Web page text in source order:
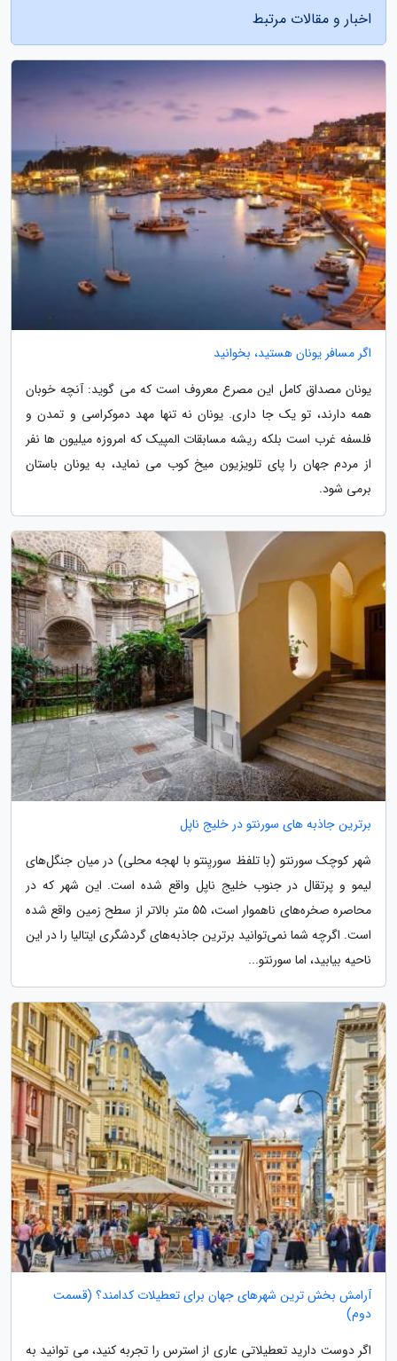
اخبار و مقالات مرتبط
اگر مسافر یونان هستید، بخوانید
یونان مصداق کامل این مصرع معروف است که می گوید: آنچه خوبان
همه دارند، تو یک جا داری. یونان نه تنها مهد دموکراسی و تمدن و
فلسفه غرب است بلکه ریشه مسابقات المپیک که امروزه میلیون ها نفر
از مردم جهان را پای تلویزیون میخ کوب می نماید، به یونان باستان
برمی شود.
برترین جاذبه های سورنتو در خلیج ناپل
شهر کوچک سورنتو (با تلفظ سوریِنتو با لهجه محلی) در میان جنگل‌های
لیمو و پرتقال در جنوب خلیج ناپل واقع شده است. این شهر که در
محاصره صخره‌های ناهموار است، 55 متر بالاتر از سطح زمین واقع شده
است. اگرچه شما نمی‌توانید برترین جاذبه‌های گردشگری ایتالیا را در این
ناحیه بیابید، اما سورنتو...
آرامش بخش ترین شهرهای جهان برای تعطیلات کدامند؟ (قسمت
دوم)
اگر دوست دارید تعطیلاتی عاری از استرس را تجربه کنید، می توانید به